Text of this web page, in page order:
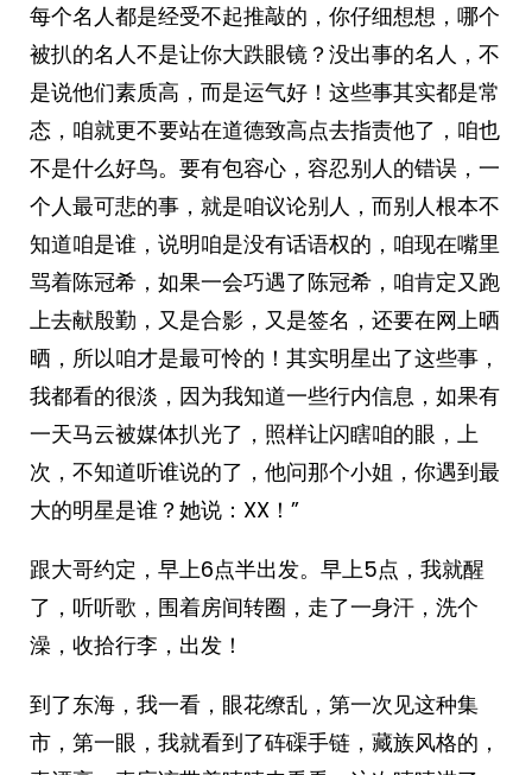
每个名人都是经受不起推敲的，你仔细想想，哪个
被扒的名人不是让你大跌眼镜？没出事的名人，不
是说他们素质高，而是运气好！这些事其实都是常
态，咱就更不要站在道德致高点去指责他了，咱也
不是什么好鸟。要有包容心，容忍别人的错误，一
个人最可悲的事，就是咱议论别人，而别人根本不
知道咱是谁，说明咱是没有话语权的，咱现在嘴里
骂着陈冠希，如果一会巧遇了陈冠希，咱肯定又跑
上去献殷勤，又是合影，又是签名，还要在网上晒
晒，所以咱才是最可怜的！其实明星出了这些事，
我都看的很淡，因为我知道一些行内信息，如果有
一天马云被媒体扒光了，照样让闪瞎咱的眼，上
次，不知道听谁说的了，他问那个小姐，你遇到最
大的明星是谁？她说：XX！”
跟大哥约定，早上6点半出发。早上5点，我就醒
了，听听歌，围着房间转圈，走了一身汗，洗个
澡，收拾行李，出发！
到了东海，我一看，眼花缭乱，第一次见这种集
市，第一眼，我就看到了砗磲手链，藏族风格的，